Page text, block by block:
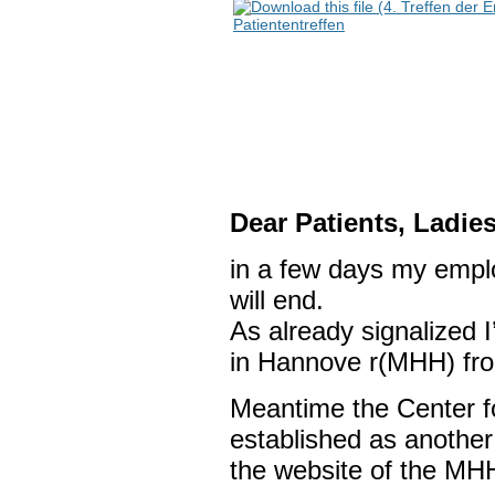
Patiententreffen
Dear Patients,
in a few days my
will end.
As already signalized
in Hannove r(MHH)
Meantime the Center
established as
the website of the